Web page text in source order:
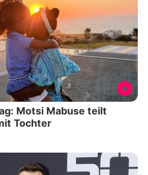
Motsi Mabuse teilt
Tochter